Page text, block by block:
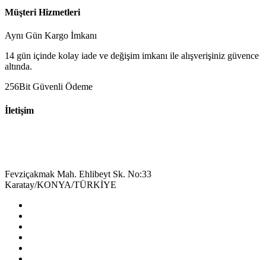
Müşteri Hizmetleri
Aynı Gün Kargo İmkanı
14 gün içinde kolay iade ve değişim imkanı ile alışverişiniz güvence
altında.
256Bit Güvenli Ödeme
İletişim
Fevziçakmak Mah. Ehlibeyt Sk. No:33
Karatay/KONYA/TÜRKİYE